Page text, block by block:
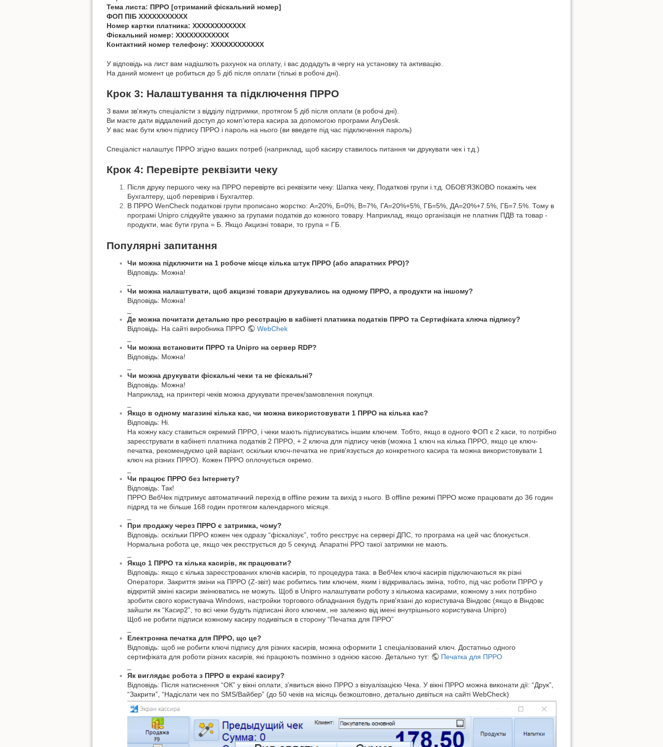
Тема листа: ПРРО [отриманий фіскальний номер]
ФОП ПІБ ХХХХХХХХХХХ
Номер картки платника: ХХХХХХХХХХХХ
Фіскальний номер: ХХХХХХХХХХХХ
Контактний номер телефону: ХХХХХХХХХХХХ
У відповідь на лист вам надішлють рахунок на оплату, і вас додадуть в чергу на установку та активацію.
На даний момент це робиться до 5 діб після оплати (тількі в робочі дні).
Крок 3: Налаштування та підключення ПРРО
З вами зв'яжуть спеціалісти з відділу підтримки, протягом 5 діб після оплати (в робочі дні).
Ви маєте дати віддалений доступ до комп'ютера касира за допомогою програми AnyDesk.
У вас має бути ключ підпису ПРРО і пароль на нього (ви введете під час підключення пароль)
Спеціаліст налаштує ПРРО згідно ваших потреб (наприклад, щоб касиру ставилось питання чи друкувати чек і т.д.)
Крок 4: Перевірте реквізити чеку
Після друку першого чеку на ПРРО перевірте всі реквізити чеку: Шапка чеку, Податкові групи і.т.д. ОБОВ'ЯЗКОВО покажіть чек
Бухгалтеру, щоб перевірив і Бухгалтер.
В ПРРО WenCheck податкові групи прописано жорстко: А=20%, Б=0%, В=7%, ГА=20%+5%, ГБ=5%, ДА=20%+7.5%, ГБ=7.5%. Тому в
програмі Unipro слідкуйте уважно за групами податків до кожного товару. Наприклад, якщо організація не платник ПДВ та товар -
продукти, має бути група = Б. Якщо Акцизні товари, то група = ГБ.
Популярні запитання
Чи можна підключити на 1 робоче місце кілька штук ПРРО (або апаратних РРО)?
Відповідь: Можна!
Чи можна налаштувати, щоб акцизні товари друкувались на одному ПРРО, а продукти на іншому?
Відповідь: Можна!
Де можна почитати детально про реєстрацію в кабінеті платника податків ПРРО та Сертифіката ключа підпису?
Відповідь: На сайті виробника ПРРО
WebChek
Чи можна встановити ПРРО та Unipro на сервер RDP?
Відповідь: Можна!
Чи можна друкувати фіскальні чеки та не фіскальні?
Відповідь: Можна!
Наприклад, на принтері чеків можна друкувати пречек/замовлення покупця.
Якщо в одному магазині кілька кас, чи можна використовувати 1 ПРРО на кілька кас?
Відповідь: Ні.
На кожну касу ставиться окремий ПРРО, і чеки мають підписуватись іншим ключем. Тобто, якщо в одного ФОП є 2 каси, то потрібно
зареєструвати в кабінеті платника податків 2 ПРРО, + 2 ключа для підпису чеків (можна 1 ключ на кілька ПРРО, якщо це ключ-
печатка, рекомендуємо цей варіант, оскільки ключ-печатка не прив'язується до конкретного касира та можна використовувати 1
ключ на різних ПРРО). Кожен ПРРО оплочується окремо.
Чи працює ПРРО без Інтернету?
Відповідь: Так!
ПРРО ВебЧек підтримує автоматичний перехід в offline режим та вихід з нього. В offline режимі ПРРО може працювати до 36 годин
підряд та не більше 168 годин протягом календарного місяця.
При продажу через ПРРО є затримка, чому?
Відповідь: оскільки ПРРО кожен чек одразу “фіскалізує”, тобто реєструє на сервері ДПС, то програма на цей час блокується.
Нормальна робота це, якщо чек реєструється до 5 секунд. Апаратні РРО такої затримки не мають.
Якщо 1 ПРРО та кілька касирів, як працювати?
Відповідь: якщо є кілька зареєстрованих ключів касирів, то процедура така: в ВебЧек ключі касирів підключаються як різні
Оператори. Закриття зміни на ПРРО (Z-звіт) має робитись тим ключем, яким і відкривалась зміна, тобто, під час роботи ПРРО у
відкритій зіміні касири змінюватись не можуть. Щоб в Unipro налаштувати роботу з кількома касирами, кожному з них потрбіно
зробити свого користувача Windows, настройки торгового обладнання будуть прив'язані до користувача Віндовс (якщо в Віндовс
зайшли як “Касир2”, то всі чеки будуть підписані його ключем, не залежно від імені внутрішнього користувача Unipro)
Щоб не робити підписи кожному касиру подивіться в сторону “Печатка для ПРРО”
Електронна печатка для ПРРО, що це?
Відповідь: щоб не робити ключі підпису для різних касирів, можна оформити 1 спеціалізований ключ. Достатньо одного
сертифіката для роботи різних касирів, які працюють позмінно з однією касою. Детально тут:
Печатка для ПРРО
Як виглядає робота з ПРРО в екрані касиру?
Відповідь: Після натиснення “ОК” у вікні оплати, з'явиться вікно ПРРО з візуалізацією Чека. У вікні ПРРО можна виконати дії: “Друк”,
“Закрити”, “Надіслати чек по SMS/Вайбер” (до 50 чеків на місяць безкоштовно, детально дивіться на сайті WebCheck)